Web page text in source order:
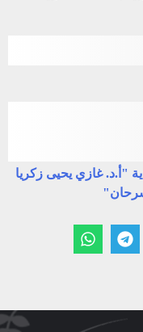
"أ.د. غازي يحيى زكريا